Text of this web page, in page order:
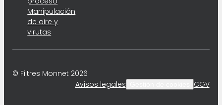
Manipulación
de aire y
virutas
© Filtres Monnet 2026
Avisos legales
CGV